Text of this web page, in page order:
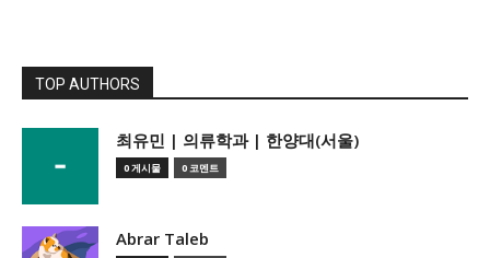
TOP AUTHORS
­최유민 | 의류학과 | 한양대(서울)
0 게시물 0 코멘트
Abrar Taleb